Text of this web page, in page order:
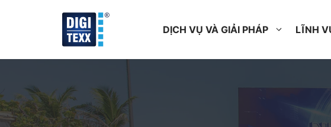
DỊCH VỤ VÀ GIẢI PHÁP LĨNH